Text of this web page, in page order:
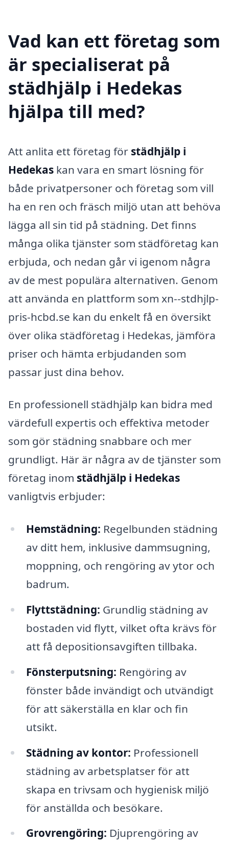
Vad kan ett företag som
är specialiserat på
städhjälp i Hedekas
hjälpa till med?
Att anlita ett företag för städhjälp i
Hedekas kan vara en smart lösning för
både privatpersoner och företag som vill
ha en ren och fräsch miljö utan att behöva
lägga all sin tid på städning. Det finns
många olika tjänster som städföretag kan
erbjuda, och nedan går vi igenom några
av de mest populära alternativen. Genom
att använda en plattform som xn--stdhjlp-
pris-hcbd.se kan du enkelt få en översikt
över olika städföretag i Hedekas, jämföra
priser och hämta erbjudanden som
passar just dina behov.
En professionell städhjälp kan bidra med
värdefull expertis och effektiva metoder
som gör städning snabbare och mer
grundligt. Här är några av de tjänster som
företag inom städhjälp i Hedekas
vanligtvis erbjuder:
Hemstädning: Regelbunden städning
av ditt hem, inklusive dammsugning,
moppning, och rengöring av ytor och
badrum.
Flyttstädning: Grundlig städning av
bostaden vid flytt, vilket ofta krävs för
att få depositionsavgiften tillbaka.
Fönsterputsning: Rengöring av
fönster både invändigt och utvändigt
för att säkerställa en klar och fin
utsikt.
Städning av kontor: Professionell
städning av arbetsplatser för att
skapa en trivsam och hygienisk miljö
för anställda och besökare.
Grovrengöring: Djuprengöring av